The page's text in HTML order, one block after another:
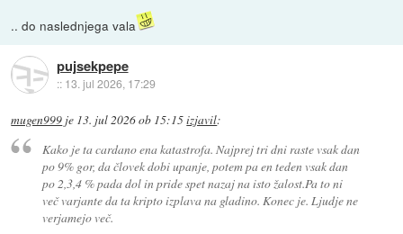
.. do naslednjega vala
pujsekpepe
:: 13. jul 2026, 17:29
mugen999 je 13. jul 2026 ob 15:15izjavil:
Kako je ta cardano ena katastrofa. Najprej tri dni raste vsak dan
po 9% gor, da človek dobi upanje, potem pa en teden vsak dan
po 2,3,4 % pada dol in pride spet nazaj na isto žalost.Pa to ni
več varjante da ta kripto izplava na gladino. Konec je. Ljudje ne
verjamejo več.